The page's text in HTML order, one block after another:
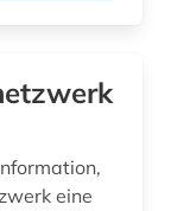
eine